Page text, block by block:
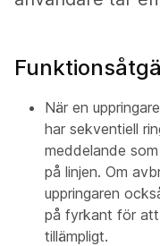
När en
har sekventiell
meddelande
på linjen. Om
uppringaren
på fyrkant för
tillämpligt.